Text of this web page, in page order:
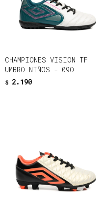
CHAMPIONES VISION TF
UMBRO NIÑOS - 09O
$ 2.190